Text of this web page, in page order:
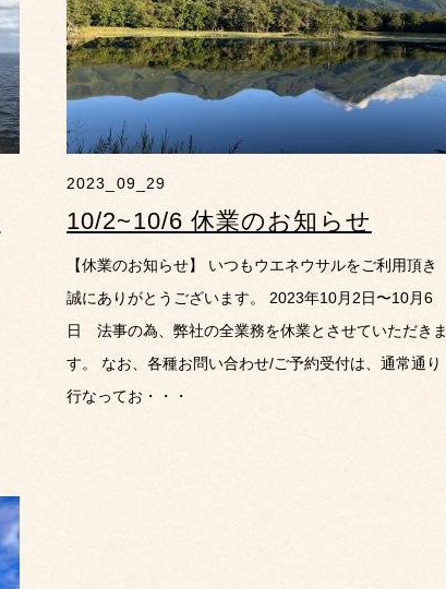
2023_09_29
10/2~10/6 休業のお知らせ
【休業のお知らせ】 いつもウエネウサルをご利用頂き
誠にありがとうございます。 2023年10月2日〜10月6
日 法事の為、弊社の全業務を休業とさせていただきま
す。 なお、各種お問い合わせ/ご予約受付は、通常通り
行なってお・・・